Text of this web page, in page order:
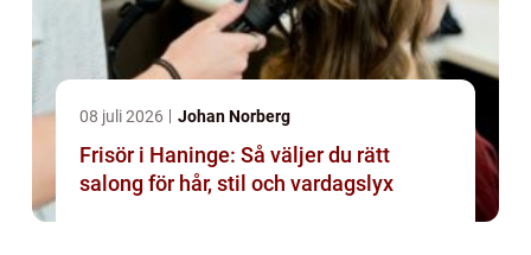
08 juli 2026 Johan Norberg
Frisör i Haninge: Så väljer du rätt
salong för hår, stil och vardagslyx